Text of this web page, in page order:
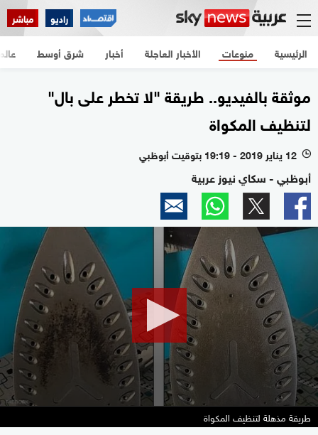
راديو مباشر
الرئيسية الأخبار العاجلة أخبار شرق أوسط منوعات
موثقة بالفيديو.. طريقة "لا تخطر على بال"
لتنظيف المكواة
l 12 يناير 2019 - 19:19 بتوقيت أبوظبي
أبوظبي - سكاي نيوز عربية
seconds
minutes,
seconds
طريقة مذهلة لتنظيف المكواة